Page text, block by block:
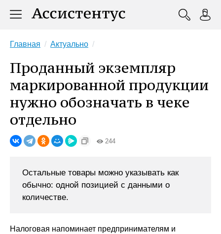
Главная Актуально
Проданный экземпляр
маркированной продукции
нужно обозначать в чеке
отдельно
244
Остальные товары можно указывать как
обычно: одной позицией с данными о
количестве.
Налоговая напоминает предпринимателям и